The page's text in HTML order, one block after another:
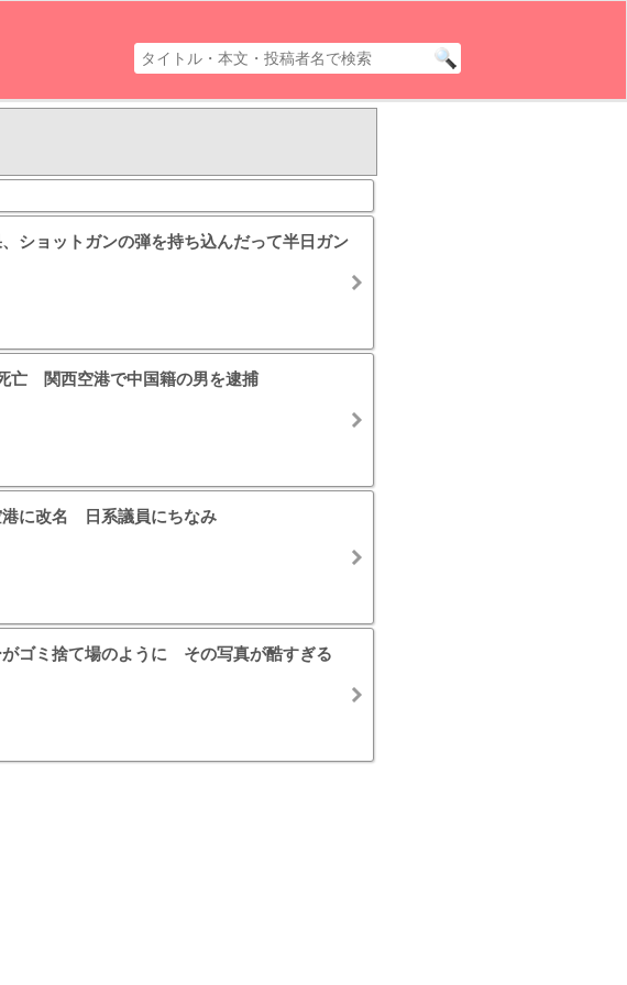
ショットガンの弾を持ち込んだって半日ガン
亡 関西空港で中国籍の男を逮捕
港に改名 日系議員にちなみ
ゴミ捨て場のように その写真が酷すぎる